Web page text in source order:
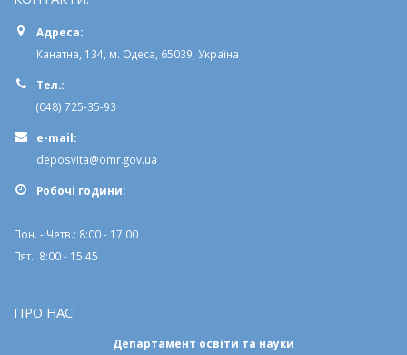
Адреса:
Канатна, 134, м. Одеса, 65039, Україна
Тел.:
(048) 725-35-93
e-mail:
deposvita@omr.gov.ua
Робочi години:
Пон. - Четв.: 8:00 - 17:00
Пят.: 8:00 - 15:45
ПРО НАС:
Департамент освіти та науки